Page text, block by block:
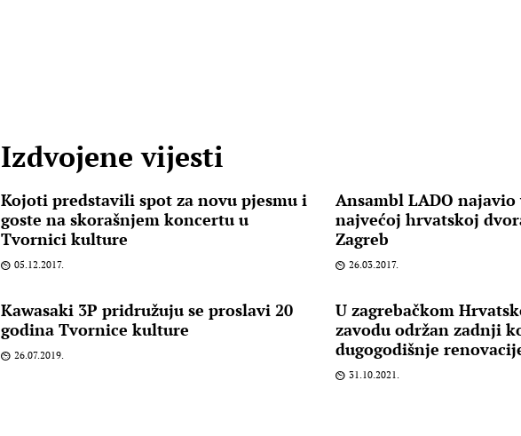
Izdvojene vijesti
Kojoti predstavili spot za novu pjesmu i
goste na skorašnjem koncertu u
Tvornici kulture
05.12.2017.
Ansambl LADO
najvećoj hrvatskoj
Zagreb
26.03.2017.
Kawasaki 3P pridružuju se proslavi 20
godina Tvornice kulture
26.07.2019.
U zagrebačkom
zavodu održan zadnji
dugogodišnje
31.10.2021.